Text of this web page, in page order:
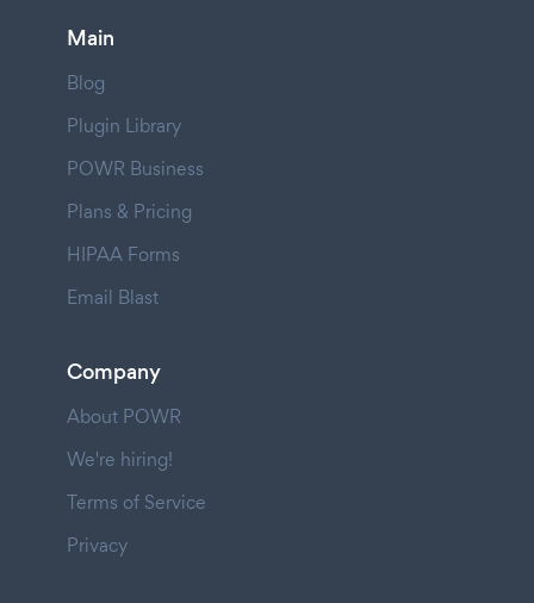
Main
Blog
Plugin Library
POWR Business
Plans & Pricing
HIPAA Forms
Email Blast
Company
About POWR
We're hiring!
Terms of Service
Privacy